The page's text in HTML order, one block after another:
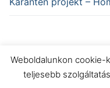
Schönherz
Weboldalunkon cookie-
teljesebb